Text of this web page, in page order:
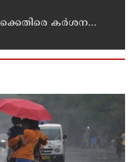
കർശന